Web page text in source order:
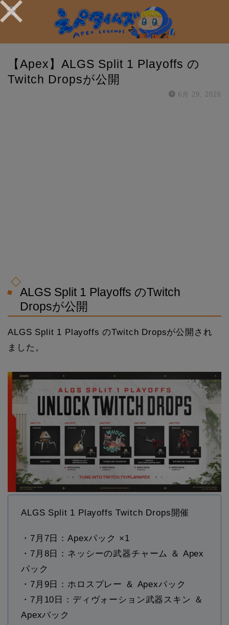
【Apex】ALGS Split 1 Playoffs の
Twitch Dropsが公開
6月 29, 2026
ALGS Split 1 Playoffs のTwitch
Dropsが公開
ALGS Split 1 Playoffs のTwitch Dropsが公開され
ました。
ALGS Split 1 Playoffs Twitch Drops開催
・7月7日：Apexパック ×1
・7月8日：ネッシーの武器チャーム ＆ Apex
パック
・7月9日：ホロスプレー ＆ Apexパック
・7月10日：ディヴォーション武器スキン ＆
Apexパック